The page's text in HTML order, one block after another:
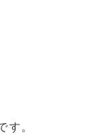
す。